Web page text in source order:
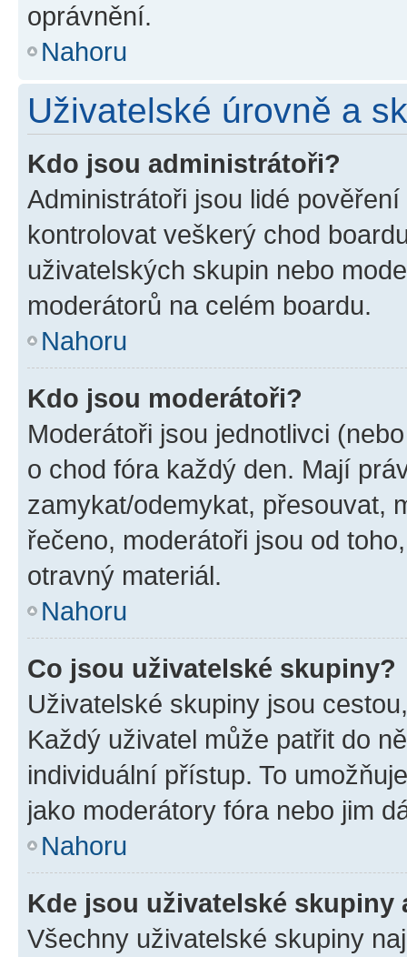
oprávnění.
Nahoru
Uživatelské úrovně a
Kdo jsou administrátoři?
Administrátoři jsou lidé
kontrolovat veškerý chod
uživatelských skupin nebo
moderátorů na celém boardu.
Nahoru
Kdo jsou moderátoři?
Moderátoři jsou jednotlivci
o chod fóra každý den. Mají
zamykat/odemykat, přesouvat,
řečeno, moderátoři jsou od
otravný materiál.
Nahoru
Co jsou uživatelské skupiny?
Uživatelské skupiny jsou
Každý uživatel může patřit do
individuální přístup. To
jako moderátory fóra nebo jim
Nahoru
Kde jsou uživatelské skupiny
Všechny uživatelské skupiny